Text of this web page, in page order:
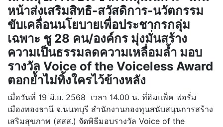
หน้าส่งเสริมสิทธิ-สวัสดิการ-นวัตกรรม
ขับเคลื่อนนโยบายเพื่อประชากรกลุ่ม
เฉพาะ ชู 28 คน/องค์กร มุ่งมั่นสร้าง
ความเป็นธรรมลดความเหลื่อมล้ำ มอบ
รางวัล Voice of the Voiceless Award
ตอกย้ำไม่ทิ้งใครไว้ข้างหลัง
เมื่อวันที่ 19 มิ.ย. 2568 เวลา 14.00 น. ที่อิมแพ็ค ฟอรั่ม
เมืองทองธานี จ.นนทบุรี สำนักงานกองทุนสนับสนุนการสร้าง
เสริมสุขภาพ (สสส.) จัดพิธีมอบรางวัล Voice of the